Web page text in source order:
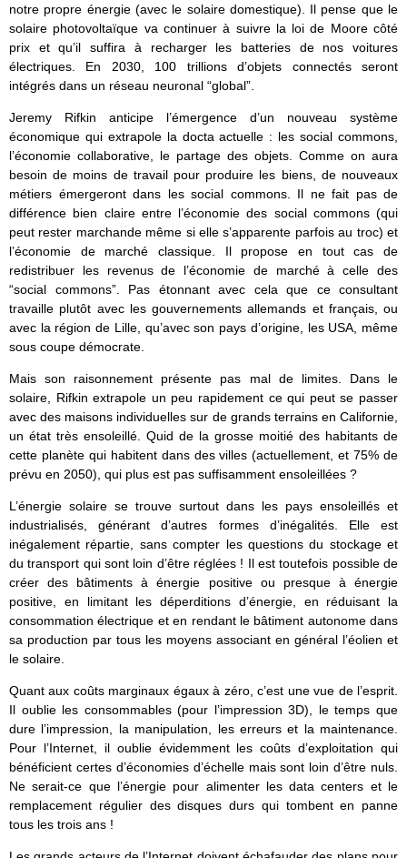
notre propre énergie (avec le solaire domestique). Il pense que le
solaire photovoltaïque va continuer à suivre la loi de Moore côté
prix et qu’il suffira à recharger les batteries de nos voitures
électriques. En 2030, 100 trillions d’objets connectés seront
intégrés dans un réseau neuronal “global”.
Jeremy Rifkin anticipe l’émergence d’un nouveau système
économique qui extrapole la docta actuelle : les social commons,
l’économie collaborative, le partage des objets. Comme on aura
besoin de moins de travail pour produire les biens, de nouveaux
métiers émergeront dans les social commons. Il ne fait pas de
différence bien claire entre l’économie des social commons (qui
peut rester marchande même si elle s’apparente parfois au troc) et
l’économie de marché classique. Il propose en tout cas de
redistribuer les revenus de l’économie de marché à celle des
“social commons”. Pas étonnant avec cela que ce consultant
travaille plutôt avec les gouvernements allemands et français, ou
avec la région de Lille, qu’avec son pays d’origine, les USA, même
sous coupe démocrate.
Mais son raisonnement présente pas mal de limites. Dans le
solaire, Rifkin extrapole un peu rapidement ce qui peut se passer
avec des maisons individuelles sur de grands terrains en Californie,
un état très ensoleillé. Quid de la grosse moitié des habitants de
cette planète qui habitent dans des villes (actuellement, et 75% de
prévu en 2050), qui plus est pas suffisamment ensoleillées ?
L’énergie solaire se trouve surtout dans les pays ensoleillés et
industrialisés, générant d’autres formes d’inégalités. Elle est
inégalement répartie, sans compter les questions du stockage et
du transport qui sont loin d’être réglées ! Il est toutefois possible de
créer des bâtiments à énergie positive ou presque à énergie
positive, en limitant les déperditions d’énergie, en réduisant la
consommation électrique et en rendant le bâtiment autonome dans
sa production par tous les moyens associant en général l’éolien et
le solaire.
Quant aux coûts marginaux égaux à zéro, c’est une vue de l’esprit.
Il oublie les consommables (pour l’impression 3D), le temps que
dure l’impression, la manipulation, les erreurs et la maintenance.
Pour l’Internet, il oublie évidemment les coûts d’exploitation qui
bénéficient certes d’économies d’échelle mais sont loin d’être nuls.
Ne serait-ce que l’énergie pour alimenter les data centers et le
remplacement régulier des disques durs qui tombent en panne
tous les trois ans !